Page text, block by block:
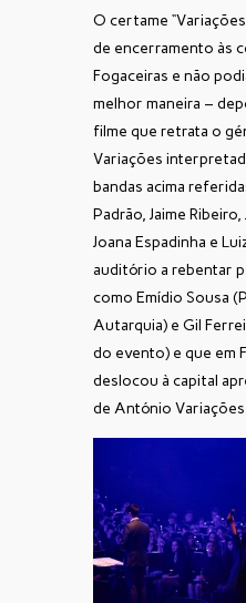
O certame
de encerramento às
Fogaceiras e não
melhor maneira –
filme que retrata o
Variações
bandas acima
Padrão, Jaime
Joana Espadinha e
auditório a rebentar
como Emídio Sousa
Autarquia) e Gil
do evento) e que em
deslocou à capital
de António